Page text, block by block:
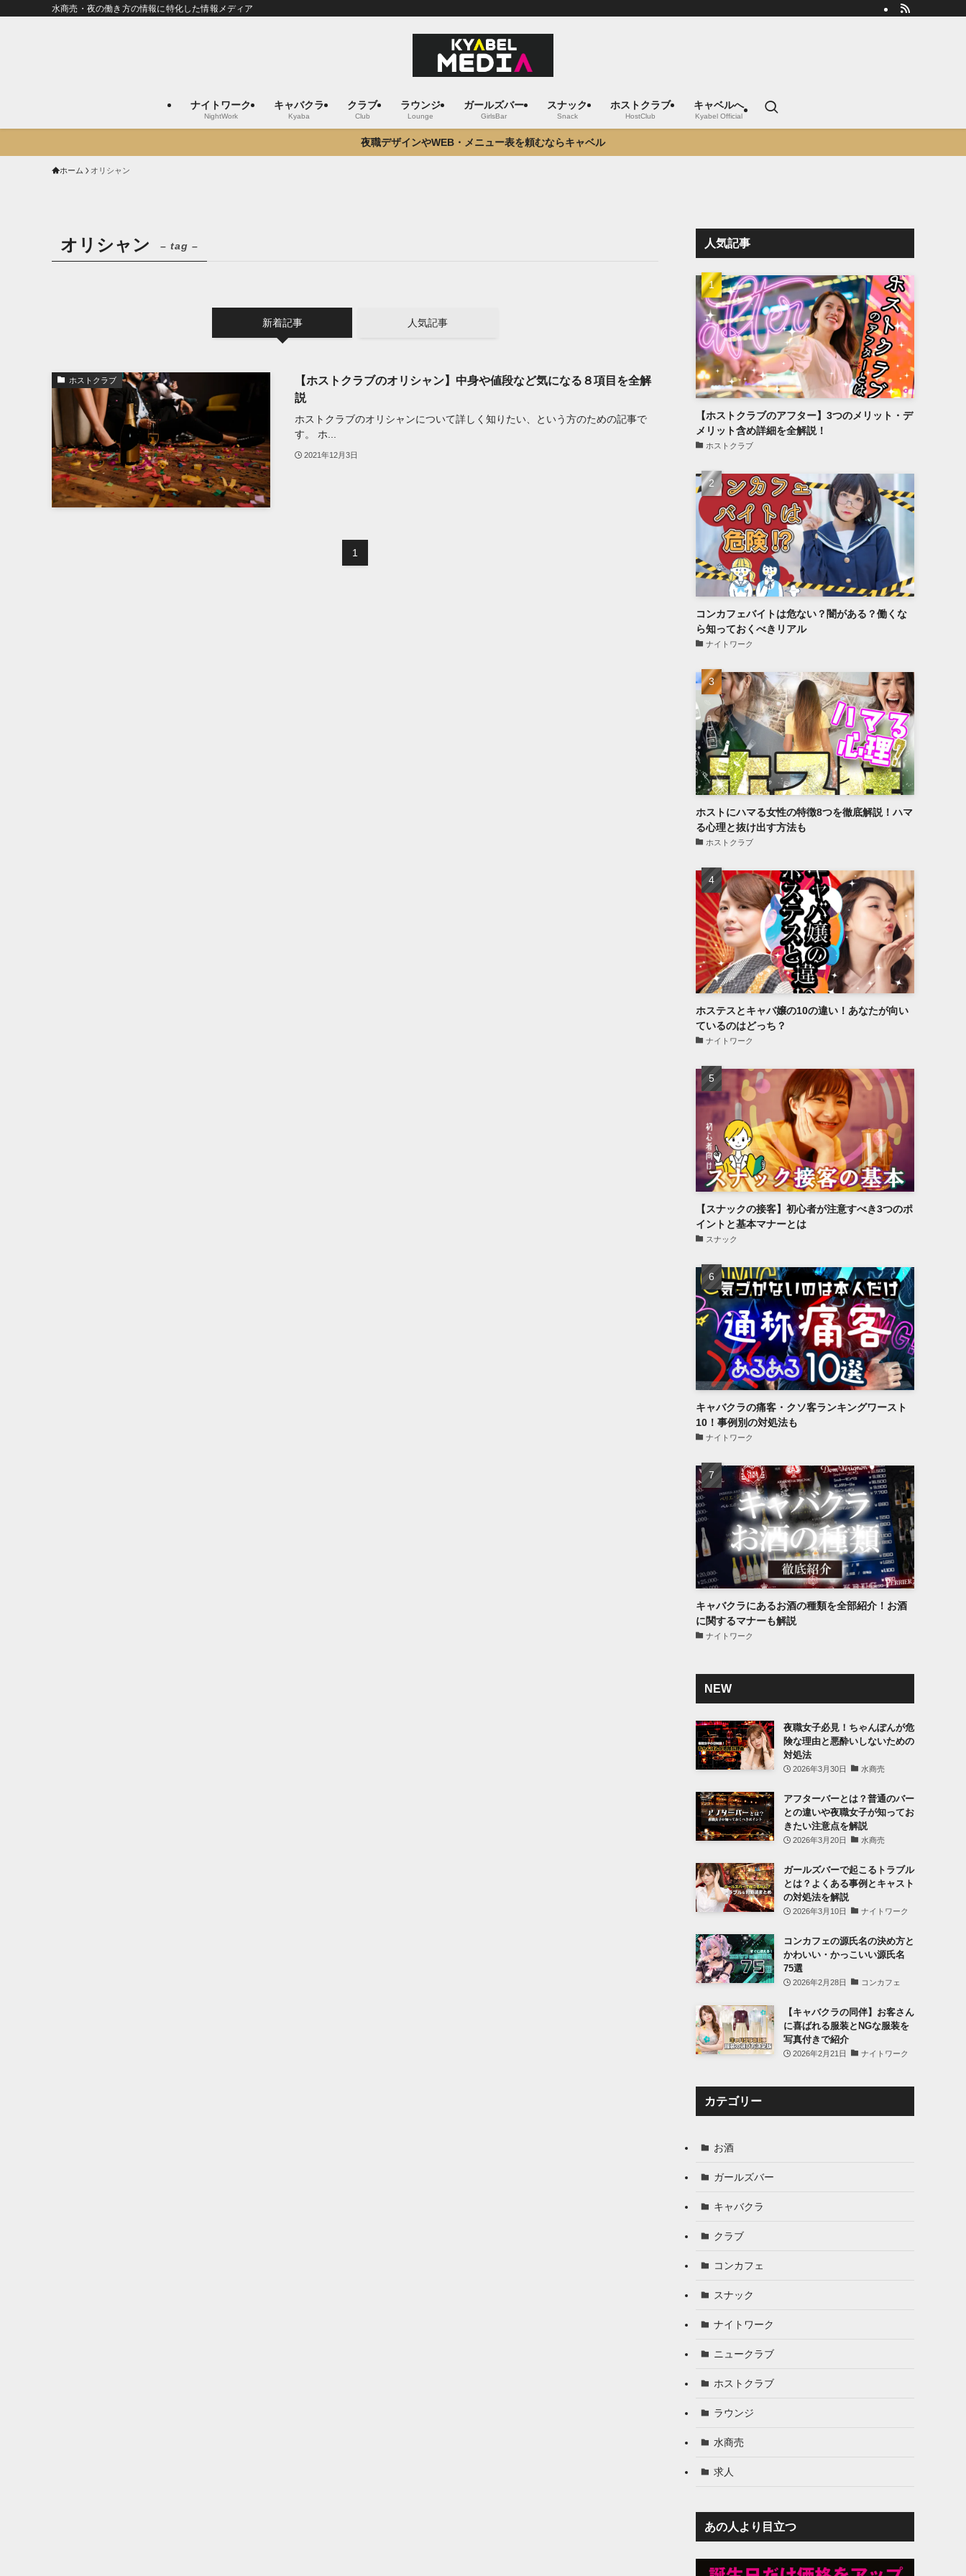
水商売・夜の働き方の情報に特化した情報メディア
ナイトワーク
NightWork
キャバクラ
Kyaba
クラブ
Club
ラウンジ
Lounge
ガールズバー
GirlsBar
スナック
Snack
ホストクラブ
HostClub
キャベルへ
Kyabel Official
夜職デザインやWEB・メニュー表を頼むならキャベル
ホーム オリシャン
オリシャン – tag –
新着記事 人気記事
ホストクラブ
【ホストクラブのオリシャン】中身や値段など気になる８項目を全解
説
ホストクラブのオリシャンについて詳しく知りたい、という方のための記事で
す。 ホ...
2021年12月3日
1
人気記事
【ホストクラブのアフター】3つのメリット・デ
メリット含め詳細を全解説！
ホストクラブ
コンカフェバイトは危ない？闇がある？働くな
ら知っておくべきリアル
ナイトワーク
ホストにハマる女性の特徴8つを徹底解説！ハマ
る心理と抜け出す方法も
ホストクラブ
ホステスとキャバ嬢の10の違い！あなたが向い
ているのはどっち？
ナイトワーク
【スナックの接客】初心者が注意すべき3つのポ
イントと基本マナーとは
スナック
キャバクラの痛客・クソ客ランキングワースト
10！事例別の対処法も
ナイトワーク
キャバクラにあるお酒の種類を全部紹介！お酒
に関するマナーも解説
ナイトワーク
NEW
夜職女子必見！ちゃんぽんが危
険な理由と悪酔いしないための
対処法
2026年3月30日 水商売
アフターバーとは？普通のバー
との違いや夜職女子が知ってお
きたい注意点を解説
2026年3月20日 水商売
ガールズバーで起こるトラブル
とは？よくある事例とキャスト
の対処法を解説
2026年3月10日 ナイトワーク
コンカフェの源氏名の決め方と
かわいい・かっこいい源氏名
75選
2026年2月28日 コンカフェ
【キャバクラの同伴】お客さん
に喜ばれる服装とNGな服装を
写真付きで紹介
2026年2月21日 ナイトワーク
カテゴリー
お酒
ガールズバー
キャバクラ
クラブ
コンカフェ
スナック
ナイトワーク
ニュークラブ
ホストクラブ
ラウンジ
水商売
求人
あの人より目立つ